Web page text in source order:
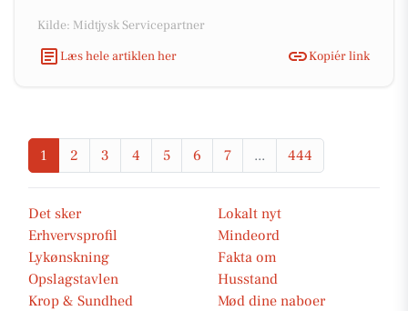
Kilde: Midtjysk Servicepartner
Læs hele artiklen her
Kopiér link
1 2 3 4 5 6 7 ... 444
Det sker
Lokalt nyt
Erhvervsprofil
Mindeord
Lykønskning
Fakta om
Opslagstavlen
Husstand
Krop & Sundhed
Mød dine naboer